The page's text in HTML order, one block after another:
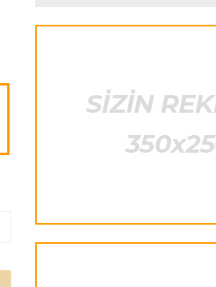
icarəyə götürür
17:05 08.08.2026